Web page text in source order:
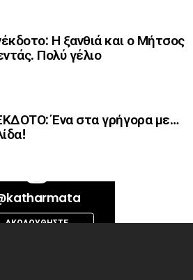
Η ξανθιά και ο Μήτσος
Πολύ γέλιο
Ένα στα γρήγορα με…
PDT. The current time is Friday, 07-Aug-
ΑΚΟΛΟΥΘΉΣΤΕ